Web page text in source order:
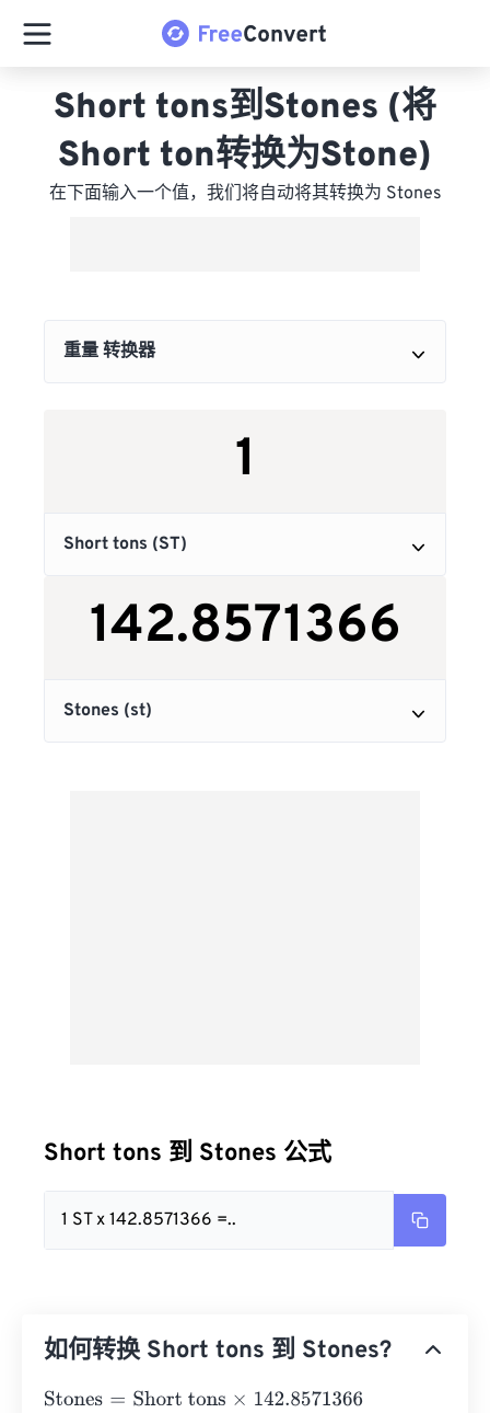
Short tons到Stones (将
Short ton转换为Stone)
在下面输入一个值，我们将自动将其转换为 Stones
Short tons 到 Stones 公式
1 ST x 142.8571366 =..
如何转换 Short tons 到 Stones?
Stones= Short tons×142.8571366